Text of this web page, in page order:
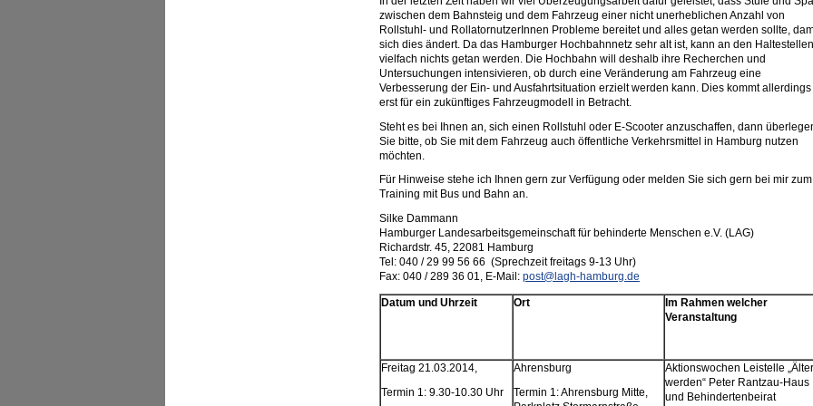
zwischen dem Bahnsteig und dem Fahrzeug einer nicht unerheblichen Anzahl von
Rollstuhl- und RollatornutzerInnen Probleme bereitet und alles getan werden sollte,
sich dies ändert. Da das Hamburger Hochbahnnetz sehr alt ist, kann an den Haltestellen
vielfach nichts getan werden. Die Hochbahn will deshalb ihre Recherchen und
Untersuchungen intensivieren, ob durch eine Veränderung am Fahrzeug eine
Verbesserung der Ein- und Ausfahrtsituation erzielt werden kann. Dies kommt allerdings
erst für ein zukünftiges Fahrzeugmodell in Betracht.
Steht es bei Ihnen an, sich einen Rollstuhl oder E-Scooter anzuschaffen, dann
Sie bitte, ob Sie mit dem Fahrzeug auch öffentliche Verkehrsmittel in Hamburg nutzen
möchten.
Für Hinweise stehe ich Ihnen gern zur Verfügung oder melden Sie sich gern bei mir zum
Training mit Bus und Bahn an.
Silke Dammann
Hamburger Landesarbeitsgemeinschaft für behinderte Menschen e.V. (LAG)
Richardstr. 45, 22081 Hamburg
Tel: 040 / 29 99 56 66 (Sprechzeit freitags 9-13 Uhr)
Fax: 040 / 289 36 01, E-Mail: post@lagh-hamburg.de
Datum und Uhrzeit Ort
Im Rahmen welcher
Veranstaltung
Freitag 21.03.2014,
Termin 1: 9.30-10.30 Uhr
Ahrensburg
Termin 1: Ahrensburg Mitte,
Aktionswochen Leistelle „Älter
werden“ Peter Rantzau-Haus
und Behindertenbeirat